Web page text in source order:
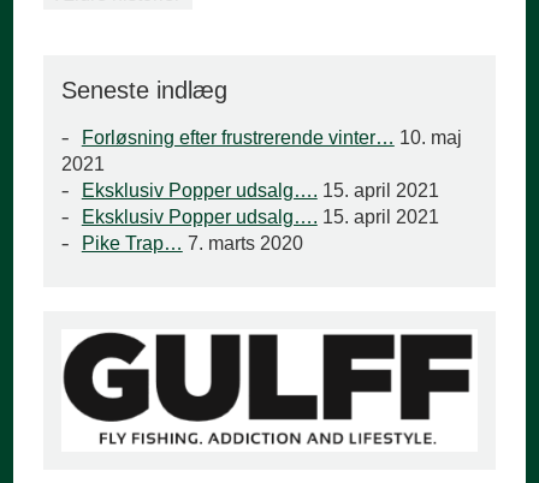
Seneste indlæg
Forløsning efter frustrerende vinter… 10. maj
2021
Eksklusiv Popper udsalg…. 15. april 2021
Eksklusiv Popper udsalg…. 15. april 2021
Pike Trap… 7. marts 2020